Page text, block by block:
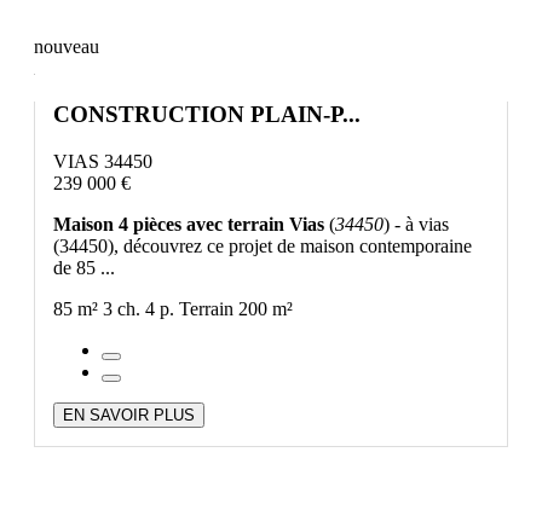
nouveau
CONSTRUCTION PLAIN-P...
VIAS 34450
239 000 €
Maison 4 pièces avec terrain Vias (34450) - à vias
(34450), découvrez ce projet de maison contemporaine
de 85 ...
85 m² 3 ch. 4 p. Terrain 200 m²
EN SAVOIR PLUS